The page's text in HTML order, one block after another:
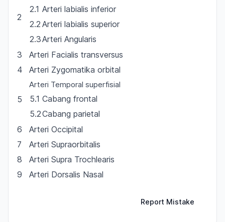
2
2.1 Arteri labialis inferior
2.2 Arteri labialis superior
2.3Arteri Angularis
3
Arteri Facialis transversus
4
Arteri Zygomatika orbital
5
Arteri Temporal superfisial
5.1 Cabang frontal
5.2Cabang parietal
6
Arteri Occipital
7
Arteri Supraorbitalis
8
Arteri Supra Trochlearis
9
Arteri Dorsalis Nasal
Report Mistake